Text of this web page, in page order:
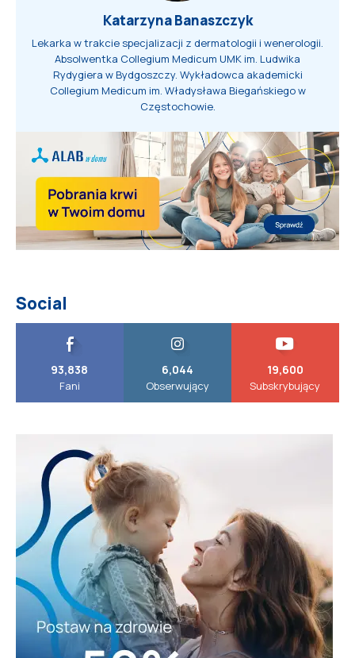
Katarzyna Banaszczyk
Lekarka w trakcie specjalizacji z dermatologii i wenerologii.
Absolwentka Collegium Medicum UMK im. Ludwika
Rydygiera w Bydgoszczy. Wykładowca akademicki
Collegium Medicum im. Władysława Biegańskiego w
Częstochowie.
Social
93,838
Fani
6,044
Obserwujący
19,600
Subskrybujący